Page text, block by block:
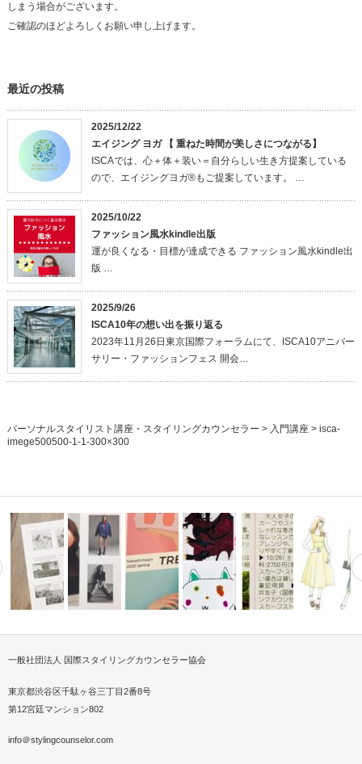
しまう場合がございます。
ご確認のほどよろしくお願い申し上げます。
最近の投稿
2025/12/22
エイジング ヨガ 【 重ねた時間が美しさにつながる】
ISCAでは、心＋体＋装い＝自分らしい生き方提案している
ので、エイジングヨガ®もご提案しています。 …
2025/10/22
ファッション風水kindle出版
運が良くなる・目標が達成できる ファッション風水kindle出
版 …
2025/9/26
ISCA10年の想い出を振り返る
2023年11月26日東京国際フォーラムにて、ISCA10アニバー
サリー・ファッションフェス 開会…
パーソナルスタイリスト講座・スタイリングカウンセラー > 入門講座> isca-
imege500500-1-1-300×300
トレンドメイク
ウンシル記…にファッシ…フイベント開…
一般社団法人 国際スタイリングカウンセラー協会
東京都渋谷区千駄ヶ谷三丁目2番8号
第12宮廷マンション802
info＠stylingcounselor.com